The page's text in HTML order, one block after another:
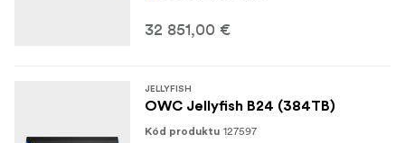
32 851,00 €
JELLYFISH
OWC Jellyfish B24 (384TB)
Kód produktu 127597